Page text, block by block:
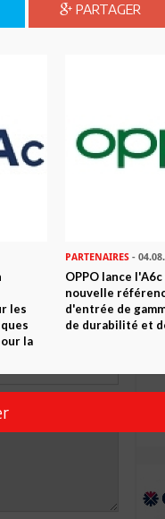
PARTAGER
les
la
PARTENAIRES-
OPPO lance
nouvelle
d'entrée de
de durabilité et